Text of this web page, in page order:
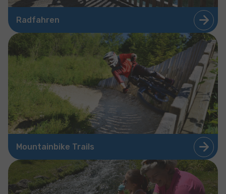
Radfahren
Mountainbike Trails